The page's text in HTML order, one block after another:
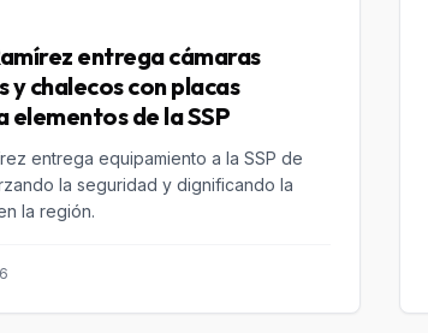
entrega cámaras
y chalecos con placas
elementos de la SSP
entrega equipamiento a la SSP de
la seguridad y dignificando la
la región.